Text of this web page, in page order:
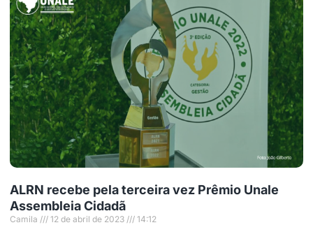
ALRN recebe pela terceira vez Prêmio Unale
Assembleia Cidadã
Camila 12 de abril de 2023 14:12